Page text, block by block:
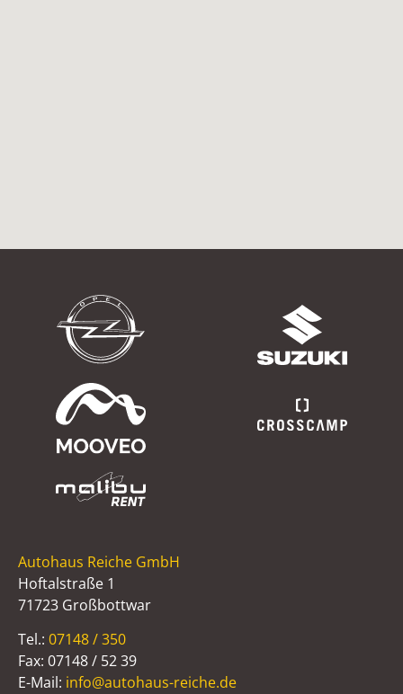
Autohaus Reiche GmbH
Hoftalstraße 1
71723 Großbottwar
Tel.: 07148 / 350
Fax: 07148 / 52 39
E-Mail: info@autohaus-reiche.de